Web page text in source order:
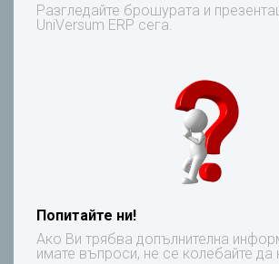
Разгледайте брошурата и
UniVersum ERP сега.
Попитайте ни!
Ако Ви трябва допълнителна
имате въпроси, не се колебайте да